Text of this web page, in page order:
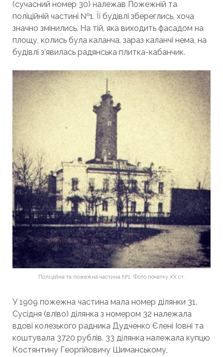
(сучасний номер 30) належав Пожежній та
поліційній частині №1. Її будівлі збереглись, хоча
значно змінились. На тій, яка виходить фасадом на
площу, колись була каланча, зараз каланчі нема, на
будівлі з’явилась радянська плитка-кабанчик.
Поліційна та пожежна частина №1. Фото початку ХХ ст.
У 1909 пожежна частина мала номер ділянки 31.
Сусідня (вліво) ділянка з номером 32 належала
вдові колезького радника Дудченко Єлені Іовні та
коштувала 3720 рублів. 33 ділянка належала купцю
Костянтину Георгійовичу Шиманському,